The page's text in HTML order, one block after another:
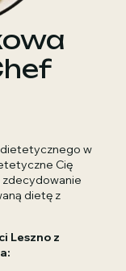
dietetycznego w
Cię
zdecydowanie
dietę z
Leszno z